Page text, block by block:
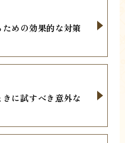
めの効果的な対策
に試すべき意外な